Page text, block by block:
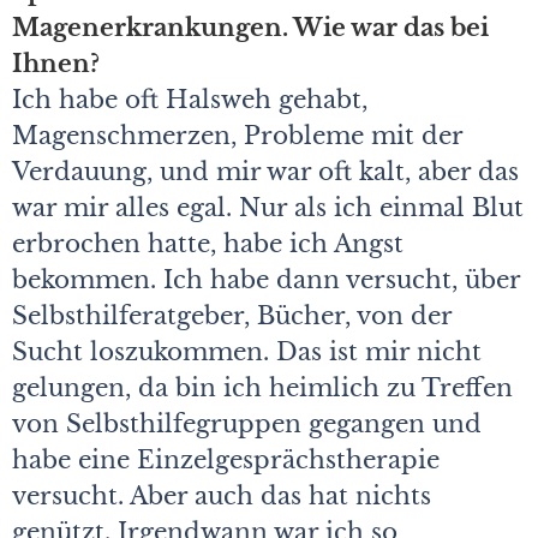
Magenerkrankungen. Wie war das bei
Ihnen?
Ich habe oft Halsweh gehabt,
Magenschmerzen, Probleme mit der
Verdauung, und mir war oft kalt, aber das
war mir alles egal. Nur als ich einmal Blut
erbrochen hatte, habe ich Angst
bekommen. Ich habe dann versucht, über
Selbsthilferatgeber, Bücher, von der
Sucht loszukommen. Das ist mir nicht
gelungen, da bin ich heimlich zu Treffen
von Selbsthilfegruppen gegangen und
habe eine Einzelgesprächstherapie
versucht. Aber auch das hat nichts
genützt. Irgendwann war ich so